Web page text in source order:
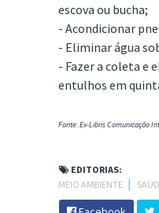
escova ou bucha;
- Acondicionar
- Eliminar água
- Fazer a coleta e
entulhos em
Fonte: Ex-Libris Comunicação
EDITORIAS:
MEIO AMBIENTE